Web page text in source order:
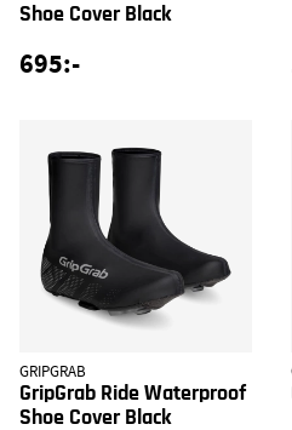
Shoe Cover Black
695:-
GRIPGRAB
GripGrab Ride Waterproof
Shoe Cover Black